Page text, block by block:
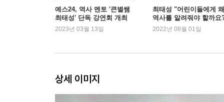
정도전 : 억압으로부터 자유로워지려면
김육 : 삶을 던진다는 것의 의미
[4장] 인생의 답을 찾으려는 사람들에게
예스24, 역사 멘토 '큰별쌤
최태성' 단독 강연회 개최
2023년 03월 13일
최태성 "어린이들에게 왜
역사를 알려줘야 할까요
2022년 08월 01일
상세 이미지